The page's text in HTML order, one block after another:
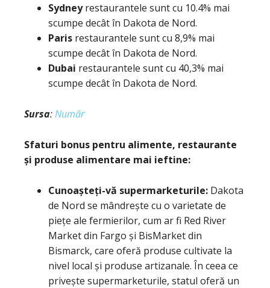
Sydneyrestaurantele sunt cu 10.4% mai
scumpe decât în Dakota de Nord.
Paris restaurantele sunt cu 8,9% mai
scumpe decât în Dakota de Nord.
Dubai restaurantele sunt cu 40,3% mai
scumpe decât în Dakota de Nord.
Sursa:Număr
Sfaturi bonus pentru alimente, restaurante
și produse alimentare mai ieftine:
Cunoașteți-vă supermarketurile: Dakota
de Nord se mândrește cu o varietate de
piețe ale fermierilor, cum ar fi Red River
Market din Fargo și BisMarket din
Bismarck, care oferă produse cultivate la
nivel local și produse artizanale. În ceea ce
privește supermarketurile, statul oferă un